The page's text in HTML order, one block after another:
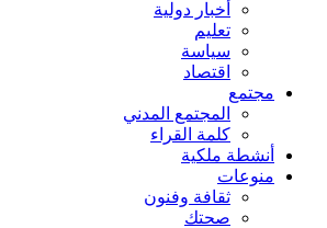
أخبار دولية
تعليم
سياسة
اقتصاد
مجتمع
المجتمع المدني
كلمة القراء
أنشطة ملكية
منوعات
ثقافة وفنون
صحتك